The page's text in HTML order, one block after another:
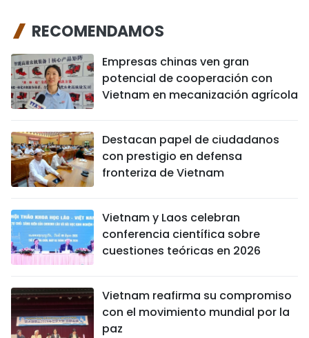
RECOMENDAMOS
Empresas chinas ven gran
potencial de cooperación con
Vietnam en mecanización agrícola
Destacan papel de ciudadanos
con prestigio en defensa
fronteriza de Vietnam
Vietnam y Laos celebran
conferencia científica sobre
cuestiones teóricas en 2026
Vietnam reafirma su compromiso
con el movimiento mundial por la
paz